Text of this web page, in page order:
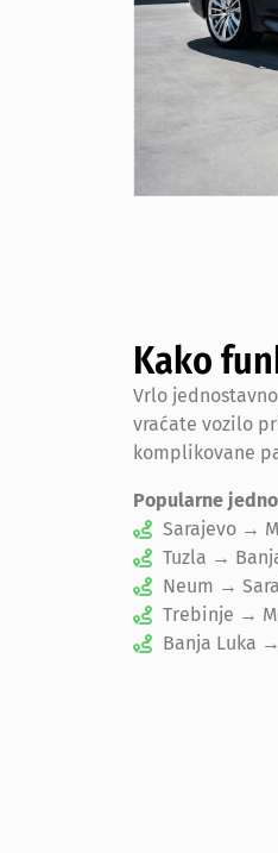
Kako
Vrlo
vraćate vozilo
komplikovane
Popularne
Sarajevo →
Tuzla →
Neum →
Trebinje →
Banja Luka